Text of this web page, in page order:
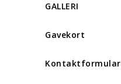
GALLERI
Gavekort
Kontaktformular